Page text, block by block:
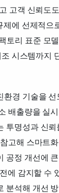
고객 신뢰도
에 선제적으
토리 표준 모
시스템까지
경 기술을
배출량을 실
투명성과 신
고해 스마트
공정 개선에
에 감지할 수
분석해 개선